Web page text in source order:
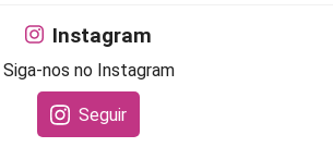
Instagram
Siga-nos no Instagram
Seguir